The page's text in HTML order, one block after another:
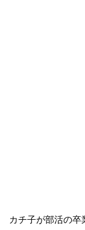
カチ子が部活の卒